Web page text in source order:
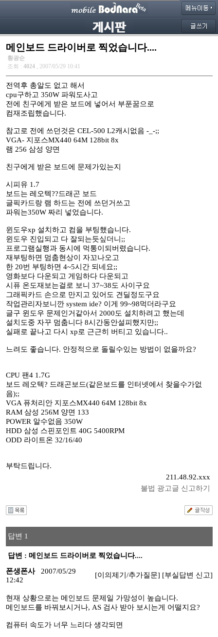
메인보드 드라이버로 찍었습니다....
황광순
조회 : 4024 , 2007/05/29 10:41
전역후 총알도 없고 해서
cpu구하고 350W 파워도사고
전에 친구에게 받은 보드에 넣어서 부푼꿈으로
컴재조립했습니다.
참고로 전에 쓰던것은 CEL-500 L2캐시없음 -_-;;
VGA- 지포스MX440 64M 128bit 8x
램 256 삼성 양면
친구에게 받은 보드에 문제가있는지
시피유 1.7
보드는 레오텍??드래곤 보드
글픽카드랑 램 하드는 전에 쓰던거쓰고
파워는350W 짜리 넣었습니다.
윈도우xp 설치하고 컴을 부팅했습니다.
윈도우 진입되고 다 잘되는듯싶더니;;
프로그램실행과 동시에 먹통이되버렸습니다.
재부팅하면 멈춤현상이 자꼬나오고
한 20번 부팅하면 4~5시간 되네요;;
영화보다 다운되고 게임하다 다운되고
시퓨 온도재보는걸로 보니 37~38도 사이구요
그래픽카드 손으로 만지고 있어도 견딜정도구요
작업관리자보니깐 system ide? 이게 99~98먹더라구요
글구 윈도우 문제인거같아서 2000도 설치하려고 했는데
설치도중 자꾸 멈춤니다 8시간동안설피했지만;;
실패로 끝나고 다시 xp로 근근히 버티고 있습니다..
느려도 좋습니다. 안정적으로 돌릴수있는 방법이 없을까요?
CPU 팬4 1.7G
보드 레오텍? 드래곤보드(같은보드를 인터넷에서 찾을수가없
음);;
VGA 퓨처리안 지포스MX440 64M 128bit 8x
RAM 삼성 256M 양면 133
POWER 알수없음 350W
HDD 삼성 스핀포인트 40G 5400RPM
ODD 라이트온 32/16/40
부탁드립니다.
211.48.92.xxx
불법 광고글 신고하기
답변 1
답변 : 메인보드 드라이버로 찍었습니다....
폰생폰사
2007/05/29
12:42
[이의제기/추가질문] [부실답변 신고]
현재 상황으로는 메인보드 문제일 가망성이 높습니다.
메인보드를 바꿔보시거나, AS 검사 받아 보시는게 어떨지요?
컴퓨터 속도가 너무 느리다 생각되면